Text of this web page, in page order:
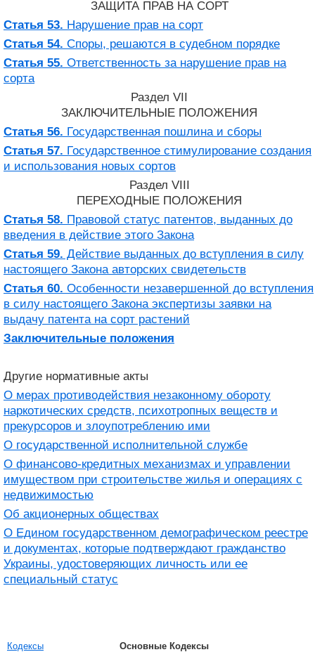
ЗАЩИТА ПРАВ НА СОРТ
Статья 53. Нарушение прав на сорт
Статья 54. Споры, решаются в судебном порядке
Статья 55. Ответственность за нарушение прав на
сорта
Раздел VII
ЗАКЛЮЧИТЕЛЬНЫЕ ПОЛОЖЕНИЯ
Статья 56. Государственная пошлина и сборы
Статья 57. Государственное стимулирование создания
и использования новых сортов
Раздел VIII
ПЕРЕХОДНЫЕ ПОЛОЖЕНИЯ
Статья 58. Правовой статус патентов, выданных до
введения в действие этого Закона
Статья 59. Действие выданных до вступления в силу
настоящего Закона авторских свидетельств
Статья 60. Особенности незавершенной до вступления
в силу настоящего Закона экспертизы заявки на
выдачу патента на сорт растений
Заключительные положения
Другие нормативные акты
О мерах противодействия незаконному обороту
наркотических средств, психотропных веществ и
прекурсоров и злоупотреблению ими
О государственной исполнительной службе
О финансово-кредитных механизмах и управлении
имуществом при строительстве жилья и операциях с
недвижимостью
Об акционерных обществах
О Едином государственном демографическом реестре
и документах, которые подтверждают гражданство
Украины, удостоверяющих личность или ее
специальный статус
Кодексы
Основные Кодексы